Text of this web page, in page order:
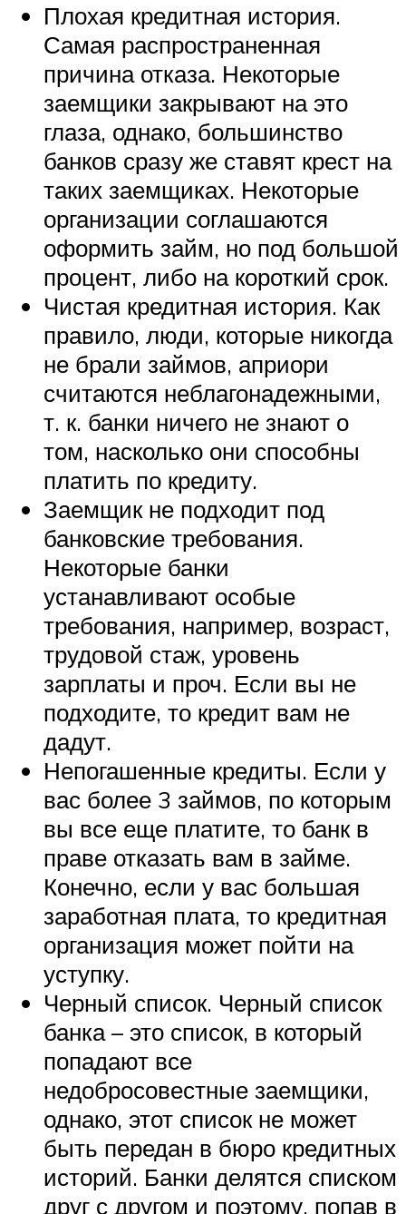
Плохая кредитная история.
Самая распространенная
причина отказа. Некоторые
заемщики закрывают на это
глаза, однако, большинство
банков сразу же ставят крест на
таких заемщиках. Некоторые
организации соглашаются
оформить займ, но под большой
процент, либо на короткий срок.
Чистая кредитная история. Как
правило, люди, которые никогда
не брали займов, априори
считаются неблагонадежными,
т. к. банки ничего не знают о
том, насколько они способны
платить по кредиту.
Заемщик не подходит под
банковские требования.
Некоторые банки
устанавливают особые
требования, например, возраст,
трудовой стаж, уровень
зарплаты и проч. Если вы не
подходите, то кредит вам не
дадут.
Непогашенные кредиты. Если у
вас более 3 займов, по которым
вы все еще платите, то банк в
праве отказать вам в займе.
Конечно, если у вас большая
заработная плата, то кредитная
организация может пойти на
уступку.
Черный список. Черный список
банка – это список, в который
попадают все
недобросовестные заемщики,
однако, этот список не может
быть передан в бюро кредитных
историй. Банки делятся списком
друг с другом и поэтому, попав в